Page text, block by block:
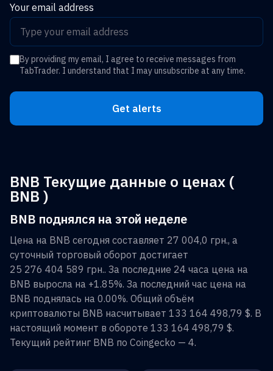
Your email address
By providing my email, I agree to receive messages from
TabTrader. I understand that I may unsubscribe at any time.
Get alerts
BNB Текущие данные о ценах (
BNB )
BNB поднялся на этой неделе
Цена на BNB сегодня составляет 27 004,0 грн., а
суточный торговый оборот достигает
25 276 404 589 грн.. За последние 24 часа цена на
BNB выросла на +1.85%. За последний час цена на
BNB поднялась на 0.00%. Общий объём
криптовалюты BNB насчитывает 133 164 498,79 $. В
настоящий момент в обороте 133 164 498,79 $.
Текущий рейтинг BNB по Coingecko — 4.